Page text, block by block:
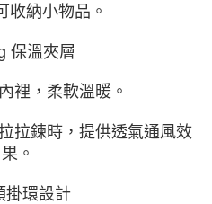
收納小物品。
保溫夾層
裡，柔軟溫暖。
拉鍊時，提供透氣通風效
果。
掛環設計